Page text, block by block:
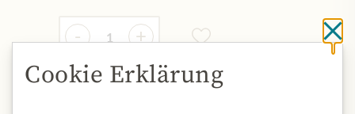
Menge
- +
In den Warenkorb
Cookie Erklärung